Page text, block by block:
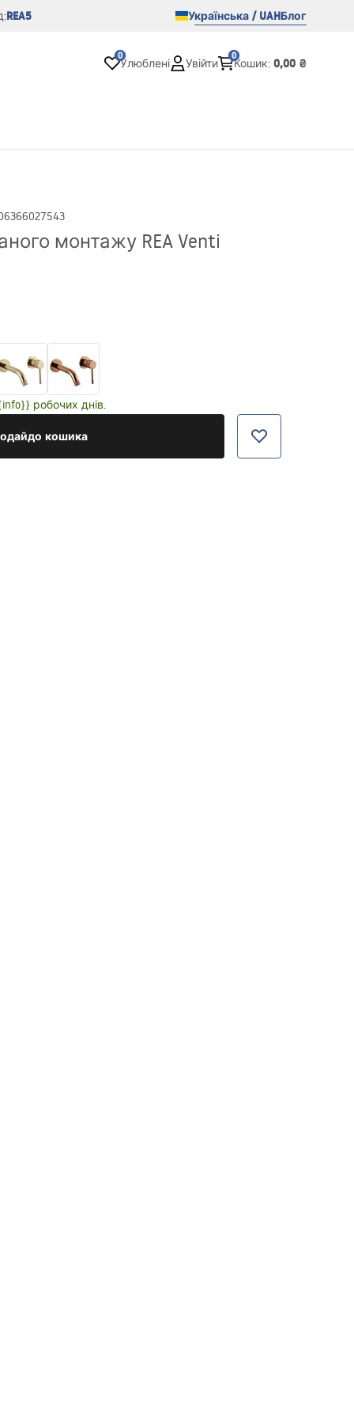
REA5 Українська / UAHБлог
0
Улюблені Увійти
0
Кошик: 0,00 ₴
монтажу REA Venti
робочих днів.
кошика